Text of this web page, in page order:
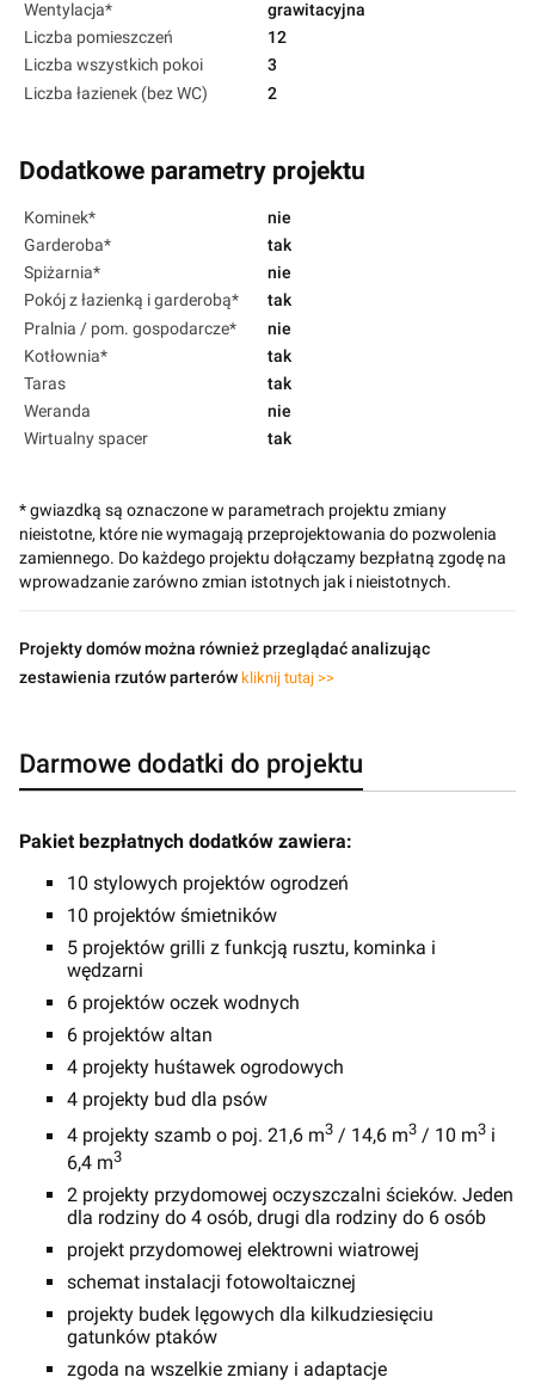
Wentylacja*
grawitacyjna
Liczba pomieszczeń
12
Liczba wszystkich pokoi
3
Liczba łazienek (bez WC)
2
Dodatkowe parametry projektu
Kominek*
nie
Garderoba*
tak
Spiżarnia*
nie
Pokój z łazienką i garderobą*
tak
Pralnia / pom. gospodarcze*
nie
Kotłownia*
tak
Taras
tak
Weranda
nie
Wirtualny spacer
tak
* gwiazdką są oznaczone w parametrach projektu zmiany
nieistotne, które nie wymagają przeprojektowania do pozwolenia
zamiennego. Do każdego projektu dołączamy bezpłatną zgodę na
wprowadzanie zarówno zmian istotnych jak i nieistotnych.
Projekty domów można również przeglądać analizując
zestawienia rzutów parterów kliknij tutaj >>
Darmowe dodatki do projektu
Pakiet bezpłatnych dodatków zawiera:
10 stylowych projektów ogrodzeń
10 projektów śmietników
5 projektów grilli z funkcją rusztu, kominka i
wędzarni
6 projektów oczek wodnych
6 projektów altan
4 projekty huśtawek ogrodowych
4 projekty bud dla psów
4 projekty szamb o poj. 21,6 m3 / 14,6 m3 / 10 m3 i
6,4 m3
2 projekty przydomowej oczyszczalni ścieków. Jeden
dla rodziny do 4 osób, drugi dla rodziny do 6 osób
projekt przydomowej elektrowni wiatrowej
schemat instalacji fotowoltaicznej
projekty budek lęgowych dla kilkudziesięciu
gatunków ptaków
zgoda na wszelkie zmiany i adaptacje